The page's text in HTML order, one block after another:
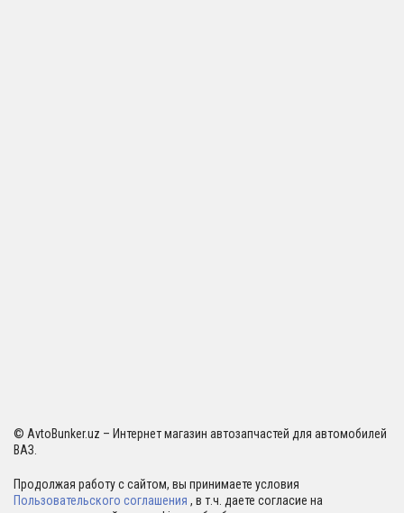
© AvtoBunker.uz – Интернет магазин автозапчастей для автомобилей
ВАЗ.
Продолжая работу с сайтом, вы принимаете условия
Пользовательского соглашения , в т.ч. даете согласие на